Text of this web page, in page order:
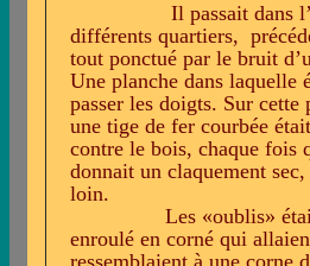
Il passait dans
différents quartiers,
tout ponctué par le bruit
Une planche dans laquelle
passer les doigts. Sur cette
une tige de fer courbée
contre le bois, chaque fois
donnait un claquement
loin.
Les «oublis»
enroulé en corné qui
ressemblaient à une corne